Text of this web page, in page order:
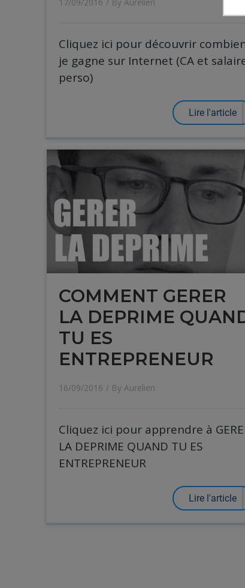
Cliquez ici pour découvrir
je gagne sur Internet (CA et
perso)
Lire l'article
COMMENT GERER
LA DEPRIME
TU ES
ENTREPRENEUR
16/09/2016 / By Aurelien
Cliquez ici pour apprendre à
LA DEPRIME QUAND TU ES
ENTREPRENEUR
Lire l'article